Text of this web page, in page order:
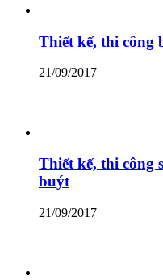
Thiết kế, thi công
21/09/2017
Thiết kế, thi công
buýt
21/09/2017